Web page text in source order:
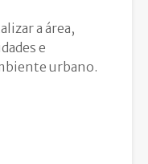
a área,
e
urbano.